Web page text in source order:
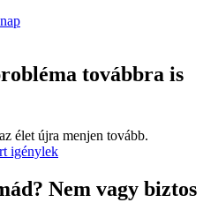
továbbra is
élet újra menjen tovább.
igénylek
Nem vagy biztos